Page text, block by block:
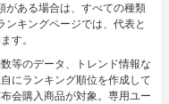
がある場合は、すべての種類
ンキングページでは、代表と
す。
等のデータ、トレンド情報な
にランキング順位を作成して
会購入商品が対象。専用ユー